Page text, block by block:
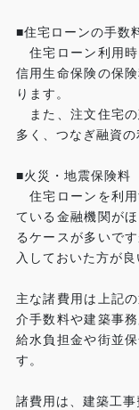
■住宅ローンの手数
住宅ローン利用
信用生命保険の保
ります。
また、注文住宅
多く、つなぎ融資
■火災・地震保険料
住宅ローンを利
ている金融機関が
るケースが多いで
入しておいた方が良
主な諸費用は上記
介手数料や建築事
給水負担金や街並
す。
諸費用は、建築工事